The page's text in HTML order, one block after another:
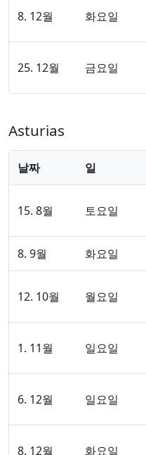
8. 12월 화요일
25. 12월 금요일
Asturias
날짜 일
15. 8월 토요일
8. 9월 화요일
12. 10월 월요일
1. 11월 일요일
6. 12월 일요일
8. 12월 화요일